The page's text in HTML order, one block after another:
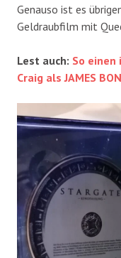
Genauso ist es
Geldraubfilm mit
Lest auch: So
Craig als JAMES